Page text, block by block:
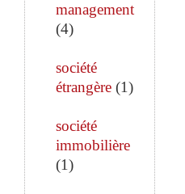
management
(4)
société
étrangère (1)
société
immobilière
(1)